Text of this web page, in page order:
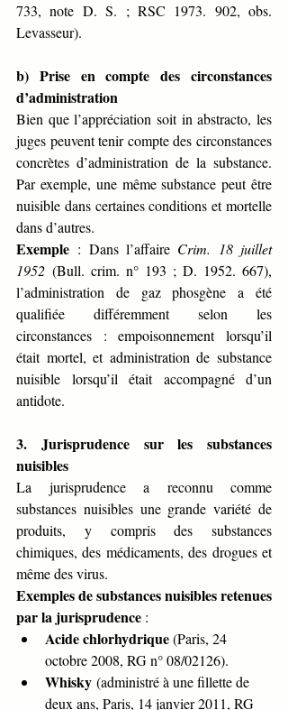
733, note D. S. ; RSC 1973. 902, obs.
Levasseur).
b) Prise en compte des circonstances
d’administration
Bien que l’appréciation soit in abstracto, les
juges peuvent tenir compte des circonstances
concrètes d’administration de la substance.
Par exemple, une même substance peut être
nuisible dans certaines conditions et mortelle
dans d’autres.
Exemple : Dans l’affaire Crim. 18 juillet
1952 (Bull. crim. n° 193 ; D. 1952. 667),
l’administration de gaz phosgène a été
qualifiée différemment selon les
circonstances : empoisonnement lorsqu’il
était mortel, et administration de substance
nuisible lorsqu’il était accompagné d’un
antidote.
3. Jurisprudence sur les substances
nuisibles
La jurisprudence a reconnu comme
substances nuisibles une grande variété de
produits, y compris des substances
chimiques, des médicaments, des drogues et
même des virus.
Exemples de substances nuisibles retenues
par la jurisprudence :
Acide chlorhydrique (Paris, 24
octobre 2008, RG n° 08/02126).
Whisky (administré à une fillette de
deux ans, Paris, 14 janvier 2011, RG